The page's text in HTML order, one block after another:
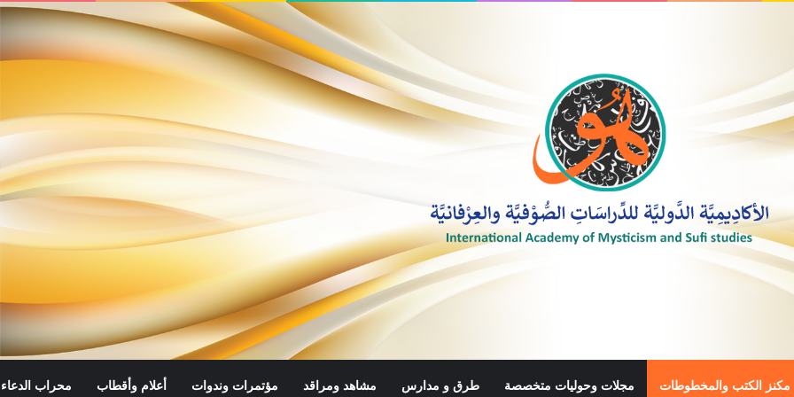
مكنز الكتب والمخطوطات مجلات وحوليات متخصصة طرق و مدارس مشاهد ومراقد مؤتمرات وندوات أعلام وأقطاب محراب الدعاء